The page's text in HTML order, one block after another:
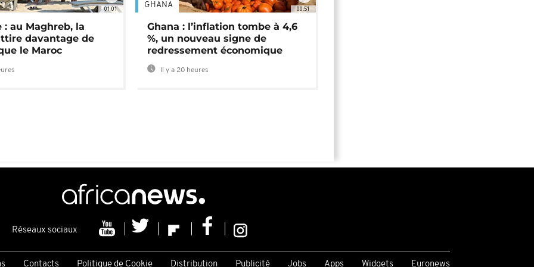
01:01
: au Maghreb, la
davantage de
le Maroc
00:51
GHANA
Ghana : l’inflation tombe à 4,6
%, un nouveau signe de
redressement économique
Il y a 20 heures
Réseaux sociaux
Contacts Politique de Cookie Distribution Publicité Jobs Apps Widgets Euronews